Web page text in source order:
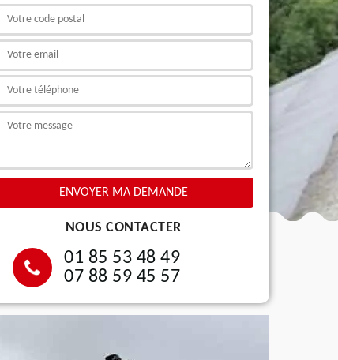
NOUS CONTACTER
01 85 53 48 49
07 88 59 45 57